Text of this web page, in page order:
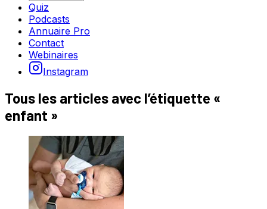
Quiz
Podcasts
Annuaire Pro
Contact
Webinaires
Instagram
Tous les articles avec l’étiquette «
enfant »